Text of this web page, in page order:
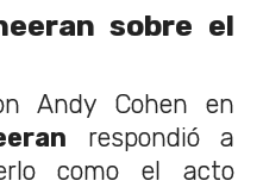
sobre el
Andy Cohen en
respondió a
como el acto